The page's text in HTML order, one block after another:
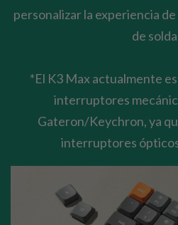
personalizar la experiencia
de
*El K3 Max actualmente
interruptores
Gateron/Keychron, ya
interruptores